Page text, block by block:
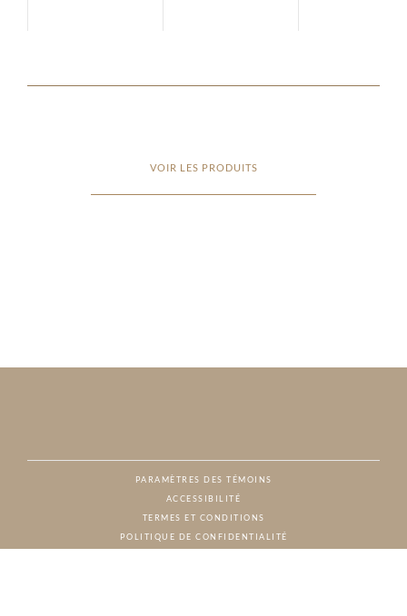
VOIR LES PRODUITS
PARAMÈTRES DES TÉMOINS
ACCESSIBILITÉ
TERMES ET CONDITIONS
POLITIQUE DE CONFIDENTIALITÉ